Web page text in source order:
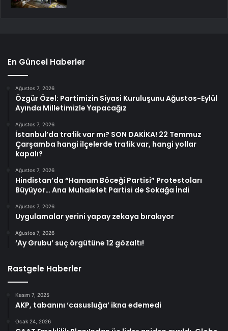
En Güncel Haberler
Ağustos 7, 2026
Özgür Özel: Partimizin Siyasi Kuruluşunu Ağustos-Eylül
Ayında Milletimizle Yapacağız
Ağustos 7, 2026
İstanbul’da trafik var mı? SON DAKİKA! 22 Temmuz
Çarşamba hangi ilçelerde trafik var, hangi yollar
kapalı?
Ağustos 7, 2026
Hindistan’da “Hamam Böceği Partisi” Protestoları
Büyüyor… Ana Muhalefet Partisi de Sokağa İndi
Ağustos 7, 2026
Uygulamalar yerini yapay zekaya bırakıyor
Ağustos 7, 2026
‘Ay Grubu’ suç örgütüne 12 gözaltı!
Rastgele Haberler
Kasım 7, 2025
AKP, tabanını ‘casusluğa’ ikna edemedi
Ocak 24, 2026